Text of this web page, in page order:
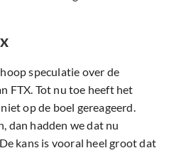
speculatie over de
FTX. Tot nu toe heeft het
op de boel gereageerd.
dan hadden we dat nu
kans is vooral heel groot dat